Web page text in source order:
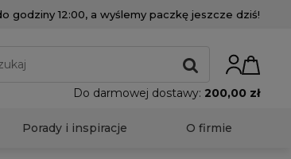
godziny 12:00, a wyślemy paczkę jeszcze dziś!
Do darmowej dostawy: 200,00 zł
Porady i inspiracje O firmie